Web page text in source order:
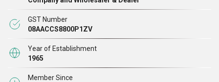
GST Number
08AACCS8800P1ZV
Year of Establishment
1965
Member Since